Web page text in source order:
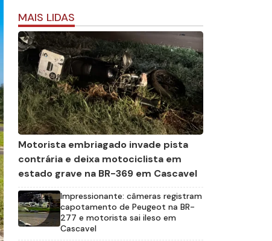
MAIS LIDAS
Motorista embriagado invade pista
contrária e deixa motociclista em
estado grave na BR-369 em Cascavel
Impressionante: câmeras registram
capotamento de Peugeot na BR-
277 e motorista sai ileso em
Cascavel